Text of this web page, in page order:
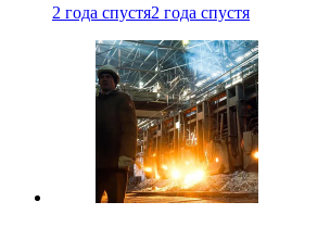
2 года спустя2 года спустя